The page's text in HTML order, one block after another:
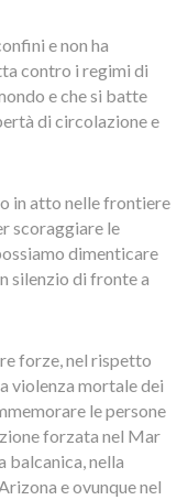
e non ha
contro i regimi di
e che si batte
di circolazione e
in atto nelle frontiere
scoraggiare le
dimenticare
silenzio di fronte a
forze, nel rispetto
violenza mortale dei
le persone
forzata nel Mar
balcanica, nella
e ovunque nel